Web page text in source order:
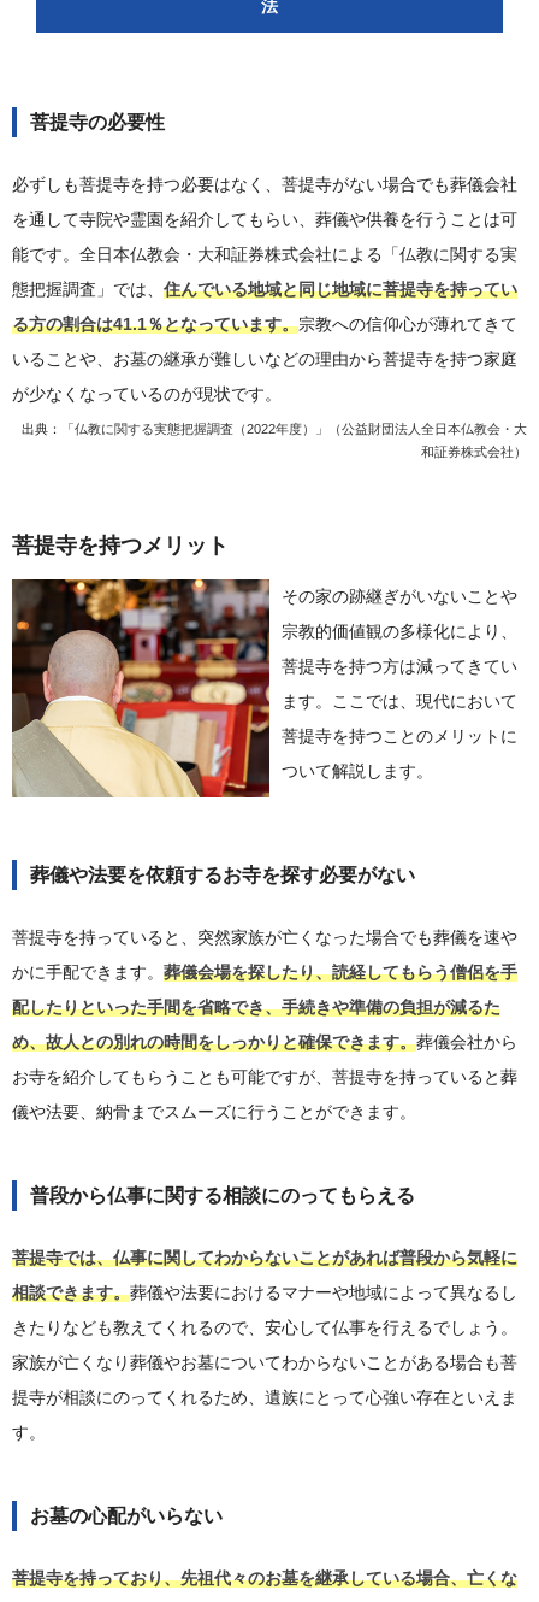
法
菩提寺の必要性
必ずしも菩提寺を持つ必要はなく、菩提寺がない場合でも葬儀会社
を通して寺院や霊園を紹介してもらい、葬儀や供養を行うことは可
能です。全日本仏教会・大和証券株式会社による「仏教に関する実
態把握調査」では、 住んでいる地域と同じ地域に菩提寺を持ってい
る方の割合は41.1％となっています。宗教への信仰心が薄れてきて
いることや、お墓の継承が難しいなどの理由から菩提寺を持つ家庭
が少なくなっているのが現状です。
出典：
「仏教に関する実態把握調査（2022年度）」（公益財団法人全日本仏教会・大
和証券株式会社）
菩提寺を持つメリット
その家の跡継ぎがいないことや
宗教的価値観の多様化により、
菩提寺を持つ方は減ってきてい
ます。ここでは、現代において
菩提寺を持つことのメリットに
ついて解説します。
葬儀や法要を依頼するお寺を探す必要がない
菩提寺を持っていると、突然家族が亡くなった場合でも葬儀を速や
かに手配できます。 葬儀会場を探したり、読経してもらう僧侶を手
配したりといった手間を省略でき、手続きや準備の負担が減るた
め、故人との別れの時間をしっかりと確保できます。葬儀会社から
お寺を紹介してもらうことも可能ですが、菩提寺を持っていると葬
儀や法要、納骨までスムーズに行うことができます。
普段から仏事に関する相談にのってもらえる
菩提寺では、仏事に関してわからないことがあれば普段から気軽に
相談できます。葬儀や法要におけるマナーや地域によって異なるし
きたりなども教えてくれるので、安心して仏事を行えるでしょう。
家族が亡くなり葬儀やお墓についてわからないことがある場合も菩
提寺が相談にのってくれるため、遺族にとって心強い存在といえま
す。
お墓の心配がいらない
菩提寺を持っており、先祖代々のお墓を継承している場合、亡くな